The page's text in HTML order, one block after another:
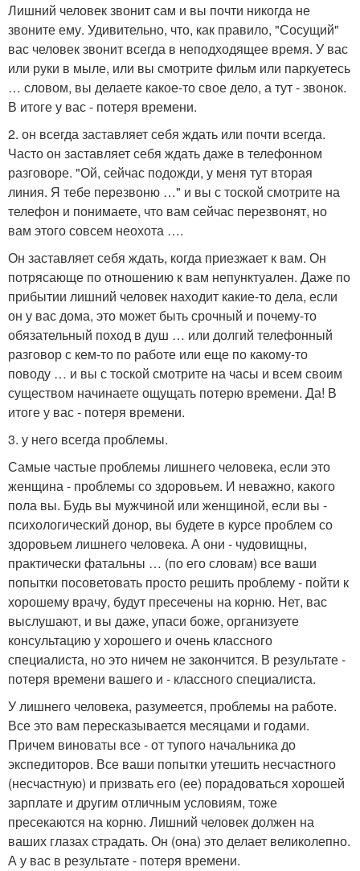
Лишний человек звонит сам и вы почти никогда не
звоните ему. Удивительно, что, как правило, "Сосущий"
вас человек звонит всегда в неподходящее время. У вас
или руки в мыле, или вы смотрите фильм или паркуетесь
… словом, вы делаете какое-то свое дело, а тут - звонок.
В итоге у вас - потеря времени.
2. он всегда заставляет себя ждать или почти всегда.
Часто он заставляет себя ждать даже в телефонном
разговоре. "Ой, сейчас подожди, у меня тут вторая
линия. Я тебе перезвоню …" и вы с тоской смотрите на
телефон и понимаете, что вам сейчас перезвонят, но
вам этого совсем неохота ….
Он заставляет себя ждать, когда приезжает к вам. Он
потрясающе по отношению к вам непунктуален. Даже по
прибытии лишний человек находит какие-то дела, если
он у вас дома, это может быть срочный и почему-то
обязательный поход в душ … или долгий телефонный
разговор с кем-то по работе или еще по какому-то
поводу … и вы с тоской смотрите на часы и всем своим
существом начинаете ощущать потерю времени. Да! В
итоге у вас - потеря времени.
3. у него всегда проблемы.
Самые частые проблемы лишнего человека, если это
женщина - проблемы со здоровьем. И неважно, какого
пола вы. Будь вы мужчиной или женщиной, если вы -
психологический донор, вы будете в курсе проблем со
здоровьем лишнего человека. А они - чудовищны,
практически фатальны … (по его словам) все ваши
попытки посоветовать просто решить проблему - пойти к
хорошему врачу, будут пресечены на корню. Нет, вас
выслушают, и вы даже, упаси боже, организуете
консультацию у хорошего и очень классного
специалиста, но это ничем не закончится. В результате -
потеря времени вашего и - классного специалиста.
У лишнего человека, разумеется, проблемы на работе.
Все это вам пересказывается месяцами и годами.
Причем виноваты все - от тупого начальника до
экспедиторов. Все ваши попытки утешить несчастного
(несчастную) и призвать его (ее) порадоваться хорошей
зарплате и другим отличным условиям, тоже
пресекаются на корню. Лишний человек должен на
ваших глазах страдать. Он (она) это делает великолепно.
А у вас в результате - потеря времени.